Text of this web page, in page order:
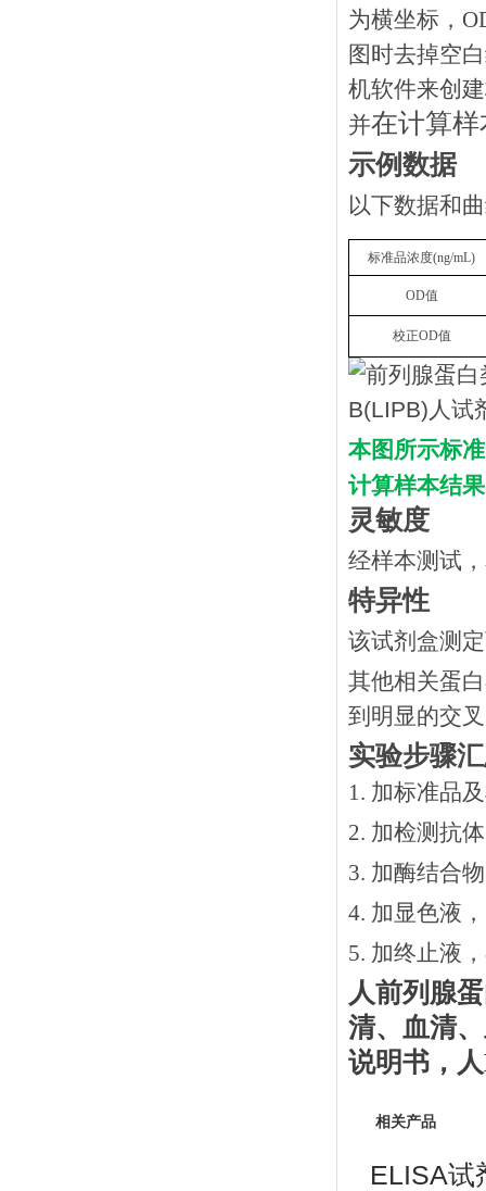
为横坐标，
图时去掉空
机软件来创
并在计算
示例数据
以下数据和
标准品浓度(ng/mL)
OD值
校正OD值
本图所示标
计算样本结果
灵敏度
经样本测试
特异性
该试剂盒测
其他相关蛋
到明显的交
实验步骤
1. 加标准品
2. 加检测抗
3. 加酶结合
4. 加显色液
5. 加终止液
人前列腺
清、血清
说明书 ，
相关产品
ELISA试